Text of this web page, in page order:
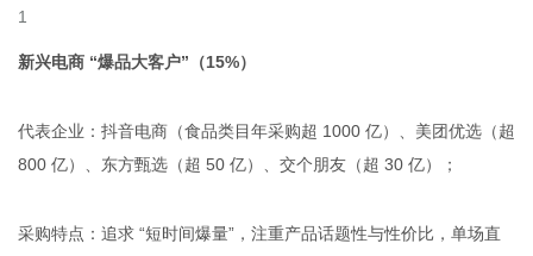
新兴电商 “爆品大客户”（15%）
代表企业：抖音电商（食品类目年采购超 1000 亿）、美团优选（超
800 亿）、东方甄选（超 50 亿）、交个朋友（超 30 亿）；
采购特点：追求 “短时间爆量”，注重产品话题性与性价比，单场直